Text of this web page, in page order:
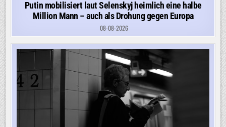
Putin mobilisiert laut Selenskyj heimlich eine halbe
Million Mann – auch als Drohung gegen Europa
08-08-2026